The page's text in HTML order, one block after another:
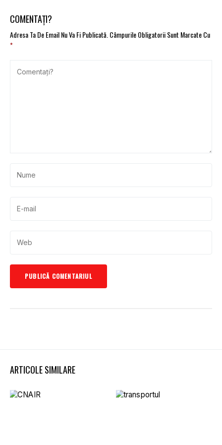
COMENTAȚI?
Adresa Ta De Email Nu Va Fi Publicată. Câmpurile Obligatorii Sunt Marcate Cu
*
ARTICOLE SIMILARE